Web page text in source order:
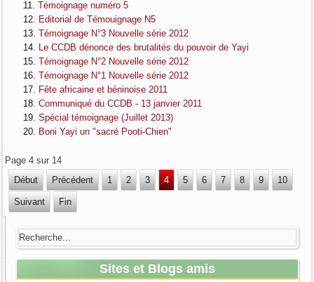
Témoignage numéro 5
Editorial de Témouignage N5
Témoignage N°3 Nouvelle série 2012
Le CCDB dénonce des brutalités du pouvoir de Yayi
Témoignage N°2 Nouvelle série 2012
Témoignage N°1 Nouvelle série 2012
Fête africaine et béninoise 2011
Communiqué du CCDB - 13 janvier 2011
Spécial témoignage (Juillet 2013)
Boni Yayi un "sacré Pooti-Chien"
Page 4 sur 14
Début
Précédent 1 2 3 4 5 6 7 8 9 10
Suivant Fin
Sites et Blogs amis